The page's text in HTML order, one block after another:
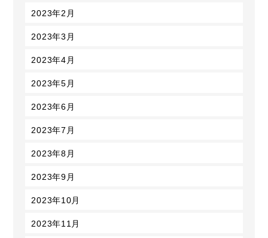
2023年2月
2023年3月
2023年4月
2023年5月
2023年6月
2023年7月
2023年8月
2023年9月
2023年10月
2023年11月